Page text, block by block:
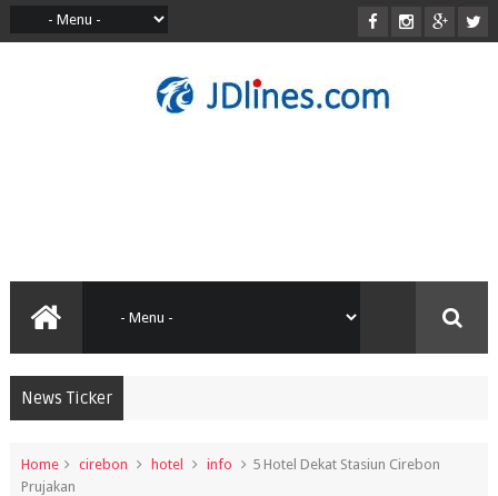
News Ticker
Home cirebon hotel info
5 Hotel Dekat Stasiun Cirebon
Prujakan